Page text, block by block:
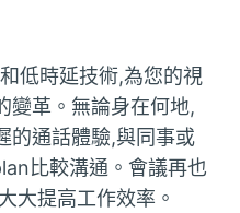
低時延技術,為您的視
變革。無論身在何地,
的通話體驗,與同事或
比較溝通。會議再也
大提高工作效率。